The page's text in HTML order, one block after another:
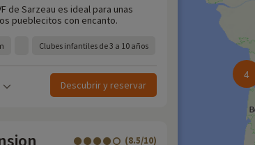
de Sarzeau es ideal para unas
pueblecitos con encanto.
Clubes infantiles de 3 a 10 años
Descubrir y reservar
(8.5/10)
4